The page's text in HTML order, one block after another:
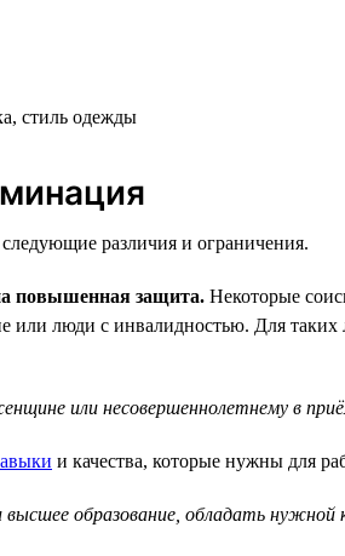
стиль одежды
различия и ограничения.
повышенная защита. Некоторые
люди с инвалидностью. Для таких
или несовершеннолетнему в
и качества, которые нужны для
образование, обладать